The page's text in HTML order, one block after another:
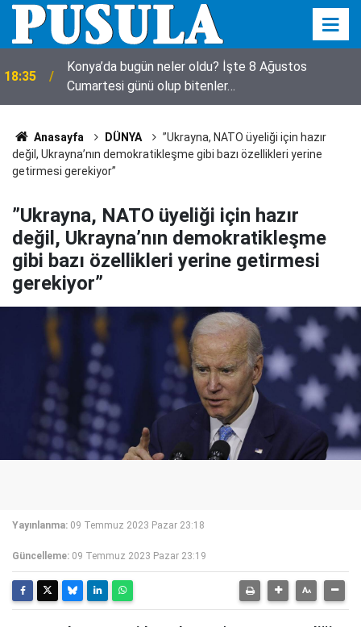
18:35
Konya’da bugün neler oldu? İşte 8 Ağustos
Cumartesi günü olup bitenler…
18:23
Avukat Esra Betül'den Pusula'ya ziyaret
Anasayfa DÜNYA
”Ukrayna, NATO üyeliği için hazır
değil, Ukrayna’nın demokratikleşme gibi bazı özellikleri yerine
getirmesi gerekiyor”
”Ukrayna, NATO üyeliği için hazır
değil, Ukrayna’nın demokratikleşme
gibi bazı özellikleri yerine getirmesi
gerekiyor”
Yayınlanma: 09 Temmuz 2023 Pazar 23:18
Güncelleme: 09 Temmuz 2023 Pazar 23:19